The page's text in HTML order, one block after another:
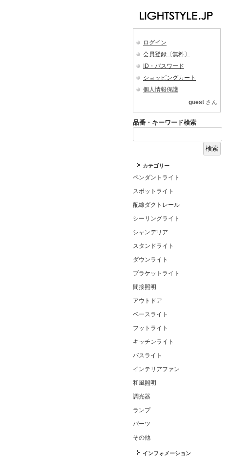
ログイン
会員登録〔無料〕
ID・パスワード
ショッピングカート
個人情報保護
guest さん
品番・キーワード検索
カテゴリー
ペンダントライト
スポットライト
配線ダクトレール
シーリングライト
シャンデリア
スタンドライト
ダウンライト
ブラケットライト
間接照明
アウトドア
ベースライト
フットライト
キッチンライト
バスライト
インテリアファン
和風照明
調光器
ランプ
パーツ
その他
インフォメーション